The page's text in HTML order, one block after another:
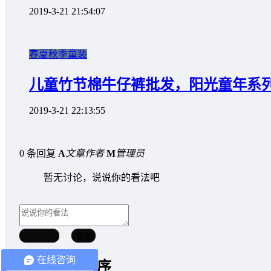
2019-3-21 21:54:07
春夏秋季童装
儿童竹节棉牛仔裤批发，阳光童年系
2019-3-21 22:13:55
0 条回复 A文章作者 M管理员
暂无讨论，说说你的看法吧
微信小程序
在线咨询